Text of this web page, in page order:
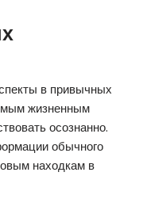
в привычных
жизненным
осознанно.
обычного
находкам в